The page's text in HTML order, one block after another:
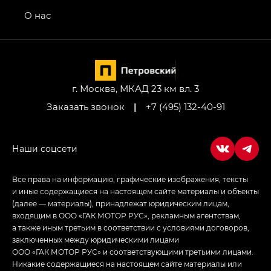
привод — GB AWD, Джи Эль Полный привод —
Джи Ти — GT, Джи Икс — GX,
Джи Икс ПРЕМИУМ — GX PREMIUM, ЛАУНЖ —
Empow — Эмпау (Empow) в комплектации
г. Москва, МКАД 23 км вл. 3
Заказать звонок
| +7 (495) 132-40-91
О нас
Все права на информацию, графические изображения, тексты
и иные содержащиеся на настоящем сайте материалы и объекты
(далее — материалы), принадлежат юридическим лицам,
входящим в ООО «ГАК МОТОР РУС», рекламным агентствам,
а также иным третьим в соответствии с условиями договоров,
заключенных между юридическими лицами
ООО «ГАК МОТОР РУС» и соответствующими третьими лицами.
Никакие содержащиеся на настоящем сайте материалы или